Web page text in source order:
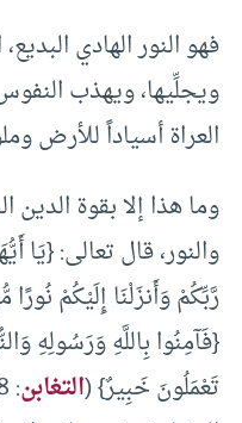
فهو النور الهادي
ويجلِّيها، ويهذب
العراة أسياداً للأرض
وما هذا إلا بقوة الدين
والنور، قال تعالى: {يَا
{فَآمِنُوا بِاللَّهِ وَرَسُولِهِ
تَعْمَلُونَ خَبِيرٌ} (التغابن